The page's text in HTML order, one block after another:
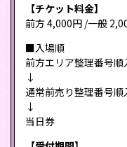
【チケット料金】
前方 4,000円 /一般
■入場順
前方エリア整理番号順
↓
通常前売り整理番号順
↓
当日券